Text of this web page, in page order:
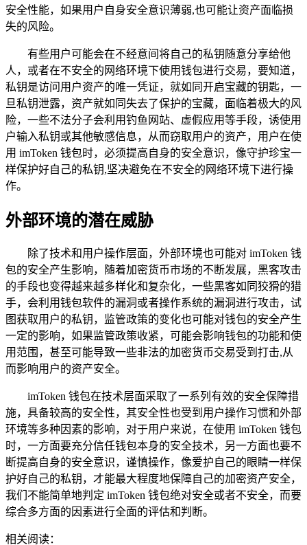
安全性能，如果用户自身安全意识薄弱,也可能让资产面临损
失的风险。
有些用户可能会在不经意间将自己的私钥随意分享给他
人，或者在不安全的网络环境下使用钱包进行交易，要知道，
私钥是访问用户资产的唯一凭证，就如同开启宝藏的钥匙，一
旦私钥泄露，资产就如同失去了保护的宝藏，面临着极大的风
险，一些不法分子会利用钓鱼网站、虚假应用等手段，诱使用
户输入私钥或其他敏感信息，从而窃取用户的资产，用户在使
用 imToken 钱包时，必须提高自身的安全意识，像守护珍宝一
样保护好自己的私钥,坚决避免在不安全的网络环境下进行操
作。
外部环境的潜在威胁
除了技术和用户操作层面，外部环境也可能对 imToken 钱
包的安全产生影响，随着加密货币市场的不断发展，黑客攻击
的手段也变得越来越多样化和复杂化，一些黑客如同狡猾的猎
手，会利用钱包软件的漏洞或者操作系统的漏洞进行攻击，试
图获取用户的私钥，监管政策的变化也可能对钱包的安全产生
一定的影响，如果监管政策收紧，可能会影响钱包的功能和使
用范围，甚至可能导致一些非法的加密货币交易受到打击,从
而影响用户的资产安全。
imToken 钱包在技术层面采取了一系列有效的安全保障措
施，具备较高的安全性，其安全性也受到用户操作习惯和外部
环境等多种因素的影响，对于用户来说，在使用 imToken 钱包
时，一方面要充分信任钱包本身的安全技术，另一方面也要不
断提高自身的安全意识，谨慎操作，像爱护自己的眼睛一样保
护好自己的私钥，才能最大程度地保障自己的加密资产安全，
我们不能简单地判定 imToken 钱包绝对安全或者不安全，而要
综合多方面的因素进行全面的评估和判断。
相关阅读：